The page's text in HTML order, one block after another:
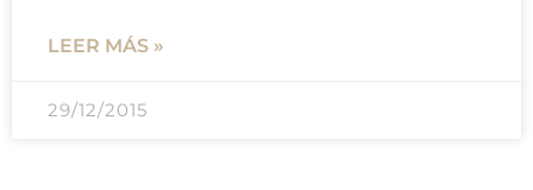
LEER MÁS »
29/12/2015